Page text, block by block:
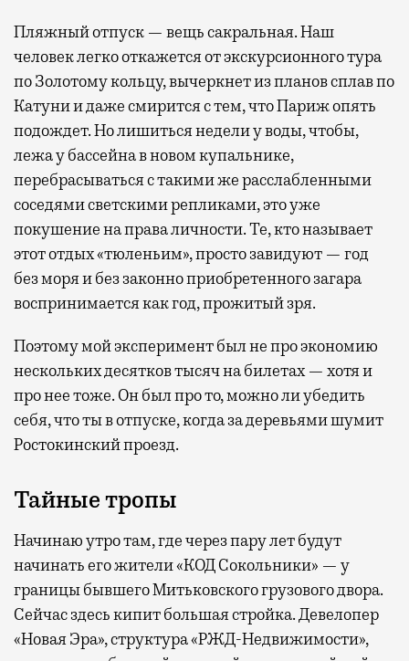
Пляжный отпуск — вещь сакральная. Наш
человек легко откажется от экскурсионного тура
по Золотому кольцу, вычеркнет из планов сплав по
Катуни и даже смирится с тем, что Париж опять
подождет. Но лишиться недели у воды, чтобы,
лежа у бассейна в новом купальнике,
перебрасываться с такими же расслабленными
соседями светскими репликами, это уже
покушение на права личности. Те, кто называет
этот отдых «тюленьим», просто завидуют — год
без моря и без законно приобретенного загара
воспринимается как год, прожитый зря.
Поэтому мой эксперимент был не про экономию
нескольких десятков тысяч на билетах — хотя и
про нее тоже. Он был про то, можно ли убедить
себя, что ты в отпуске, когда за деревьями шумит
Ростокинский проезд.
Тайные тропы
Начинаю утро там, где через пару лет будут
начинать его жители «КОД Сокольники» — у
границы бывшего Митьковского грузового двора.
Сейчас здесь кипит большая стройка. Девелопер
«Новая Эра», структура «РЖД-Недвижимости»,